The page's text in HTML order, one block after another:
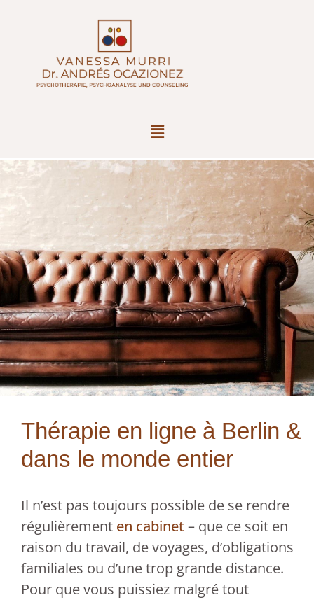
Thérapie en ligne à Berlin &
dans le monde entier
Il n’est pas toujours possible de se rendre
régulièrement en cabinet – que ce soit en
raison du travail, de voyages, d’obligations
familiales ou d’une trop grande distance.
Pour que vous puissiez malgré tout